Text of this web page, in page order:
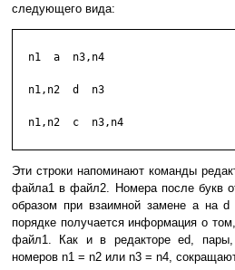
следующего вида:
  n1  a  n3,n4
  n1,n2  d  n3
  n1,n2  c  n3,n4
Эти строки напоминают команды
файла1 в файл2. Номера после букв
образом при взаимной замене a на d
порядке получается информация о
файл1. Как и в редакторе ed, пары,
номеров n1 = n2 или n3 = n4,